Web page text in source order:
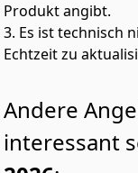
Produkt angibt.
3. Es ist technisch
Echtzeit zu
Andere
interessant